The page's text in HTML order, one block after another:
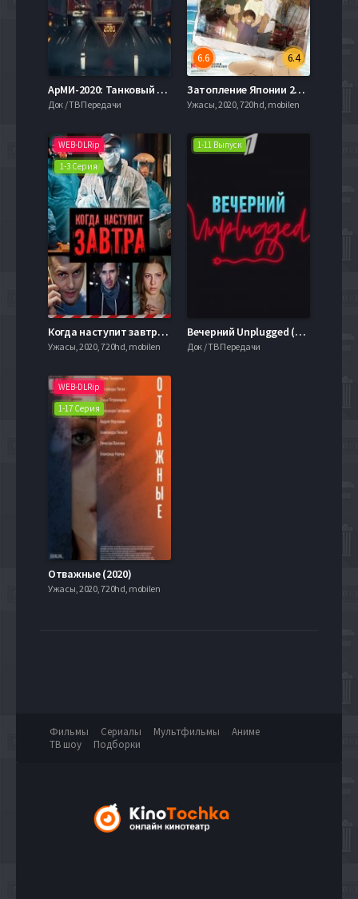
АрМИ-2020: Танковый биатлон (2020)
Док / ТВ Передачи
6.4
6.6
Затопление Японии 2020 (2020)
Ужасы, 2020, 720hd, mobilen
WEB-DLRip
1-3 Серия
Когда наступит завтра (2020)
Ужасы, 2020, 720hd, mobilen
1-11 Выпуск
Вечерний Unplugged (2020)
Док / ТВ Передачи
WEB-DLRip
1-17 Серия
Отважные (2020)
Ужасы, 2020, 720hd, mobilen
Фильмы Сериалы Мультфильмы
Аниме
ТВ шоу
Подборки